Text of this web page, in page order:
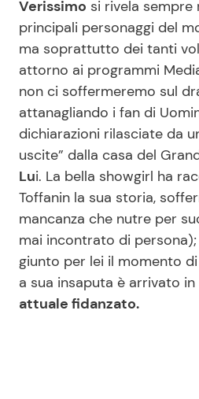
Mondo Mamma
News benessere
Salute
Viaggi e Turismo
Festività
Seguici
Verissimo si rivela
principali personaggi del
ma soprattutto dei tanti
attorno ai programmi
non ci soffermeremo sul
attanagliando i fan di
dichiarazioni rilasciate da
uscite” dalla casa del
Lui. La bella showgirl ha
Toffanin la sua storia,
mancanza che nutre per
mai incontrato di
giunto per lei il momento
a sua insaputa è arrivato
attuale fidanzato.